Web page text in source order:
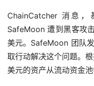
ChainCatcher 消息
SafeMoon 遭到黑客攻
美元。SafeMoon 团队
取行动解决这个问题。
美元的资产从流动资金池